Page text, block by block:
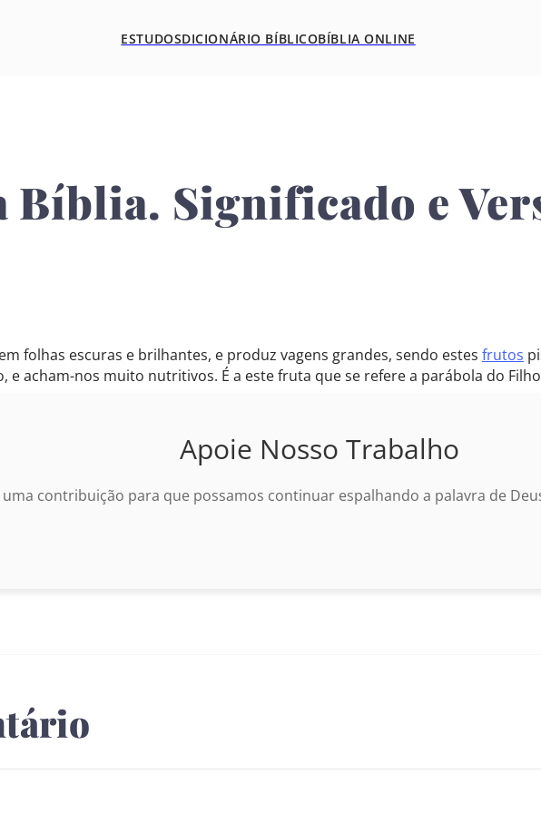
ESTUDOSDICIONÁRIO BÍBLICOBÍBLIA ONLINE
Significado e
folhas escuras e brilhantes, e produz vagens grandes, sendo estes frutos
e acham-nos muito nutritivos. É a este fruta que se refere a parábola do
Apoie Nosso Trabalho
uma contribuição para que possamos continuar espalhando a palavra de